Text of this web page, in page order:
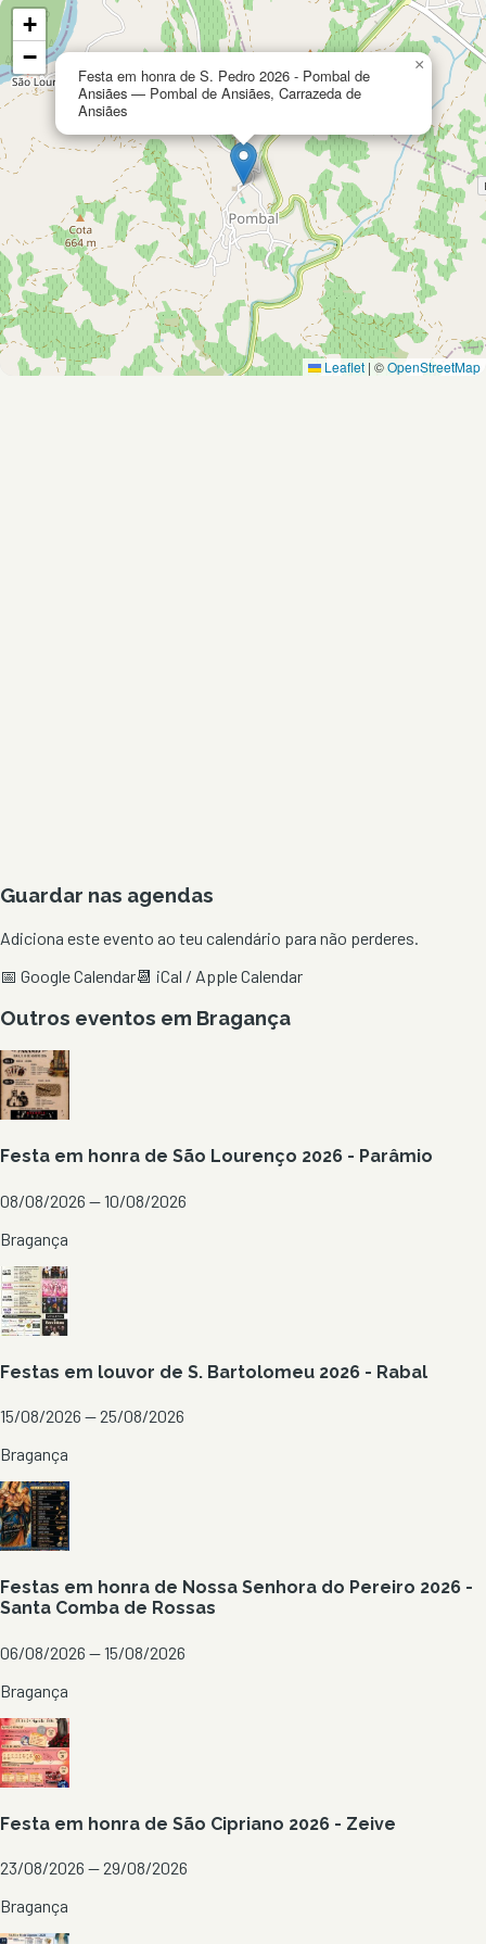
Festa em honra de S. Pedro 2026 - Pombal de
Ansiães — Pombal de Ansiães, Carrazeda de
Ansiães
×
+
−
Leaflet | ©OpenStreetMap
Guardar nas agendas
Adiciona este evento ao teu calendário para não perderes.
📅 Google Calendar📆 iCal / Apple Calendar
Outros eventos em Bragança
Festa em honra de São Lourenço 2026 - Parâmio
08/08/2026 — 10/08/2026
Bragança
Festas em louvor de S. Bartolomeu 2026 - Rabal
15/08/2026 — 25/08/2026
Bragança
Festas em honra de Nossa Senhora do Pereiro 2026 -
Santa Comba de Rossas
06/08/2026 — 15/08/2026
Bragança
Festa em honra de São Cipriano 2026 - Zeive
23/08/2026 — 29/08/2026
Bragança